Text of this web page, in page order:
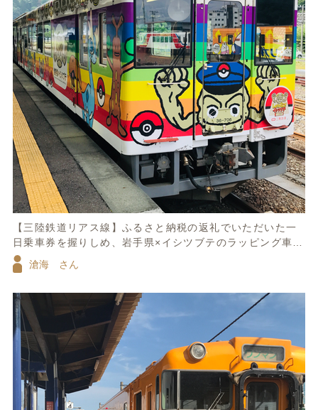
【三陸鉄道リアス線】ふるさと納税の返礼でいただいた一
日乗車券を握りしめ、岩手県×イシツブテのラッピング車両
に乗車。 カラフルで元気いっぱい。 夏空の陽光に輝く景色
を満喫しました。
滄海 さん